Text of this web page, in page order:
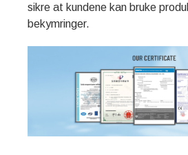
sikre at kundene kan bruke
bekymringer.